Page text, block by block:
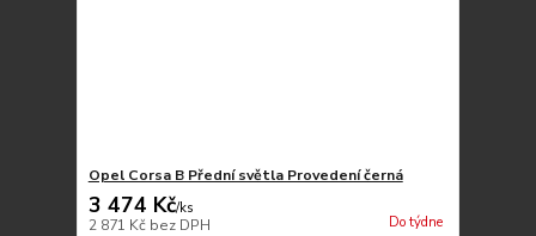
Opel Corsa B Přední světla Provedení černá
3 474 Kč/ks
2 871 Kč bez DPH Do týdne